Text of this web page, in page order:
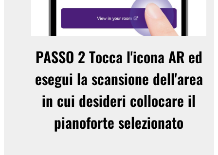
PASSO 2Tocca l'icona AR ed
esegui la scansione dell'area
in cui desideri collocare il
pianoforte selezionato